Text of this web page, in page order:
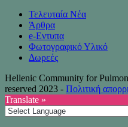
Τελευταία Νέα
Άρθρα
e-Eντυπα
Φωτογραφικό Υλικό
Δωρεές
Hellenic Community for
reserved 2023 - Πολιτική
Translate »